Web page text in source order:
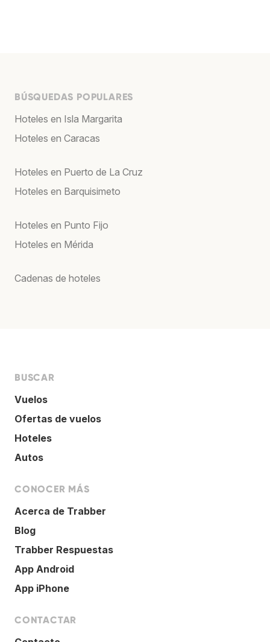
BÚSQUEDAS POPULARES
Hoteles en Isla Margarita
Hoteles en Caracas
Hoteles en Puerto de La Cruz
Hoteles en Barquisimeto
Hoteles en Punto Fijo
Hoteles en Mérida
Cadenas de hoteles
BUSCAR
Vuelos
Ofertas de vuelos
Hoteles
Autos
CONOCER MÁS
Acerca de Trabber
Blog
Trabber Respuestas
App Android
App iPhone
CONTACTAR